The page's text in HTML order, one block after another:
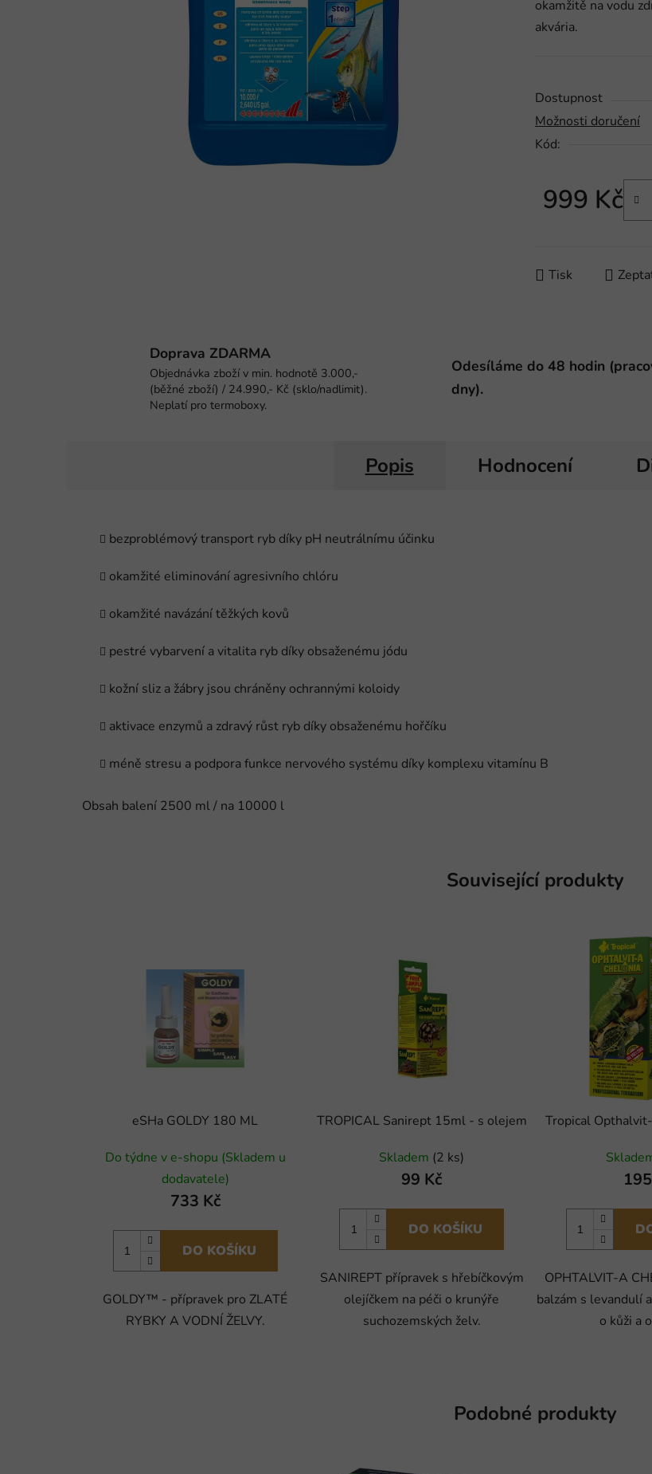
0,0
z
okamžitě na vodu
akvária.
Dostupnost
Možnosti doručení
Kód:
999 Kč
Tisk
Doprava ZDARMA
Objednávka zboží v min. hodnotě 3.000,-
(běžné zboží) / 24.990,- Kč (sklo/nadlimit).
Neplatí pro termoboxy.
Odesíláme do 48 hodin
dny).
Popis Hodnocení
bezproblémový transport ryb díky pH neutrálnímu účinku
okamžité eliminování agresivního chlóru
okamžité navázání těžkých kovů
pestré vybarvení a vitalita ryb díky obsaženému jódu
kožní sliz a žábry jsou chráněny ochrannými koloidy
aktivace enzymů a zdravý růst ryb díky obsaženému hořčíku
méně stresu a podpora funkce nervového systému díky komplexu vitamínu B
Obsah balení 2500 ml / na 10000 l
Související produkty
eSHa GOLDY 180 ML
Do týdne v e-shopu (Skladem u
dodavatele)
733 Kč
DO KOŠÍKU
GOLDY™ - přípravek pro ZLATÉ
RYBKY A VODNÍ ŽELVY.
TROPICAL Sanirept 15ml - s olejem
Skladem (2 ks)
99 Kč
DO KOŠÍKU
SANIREPT přípravek s hřebíčkovým
olejíčkem na péči o krunýře
suchozemských želv.
Tropical
OPHTALVIT-A
balzám s levandulí
o kůži a
Podobné produkty